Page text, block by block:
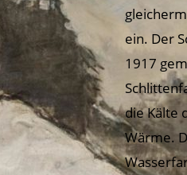
ein. Der
1917
die Kälte
Wärme.